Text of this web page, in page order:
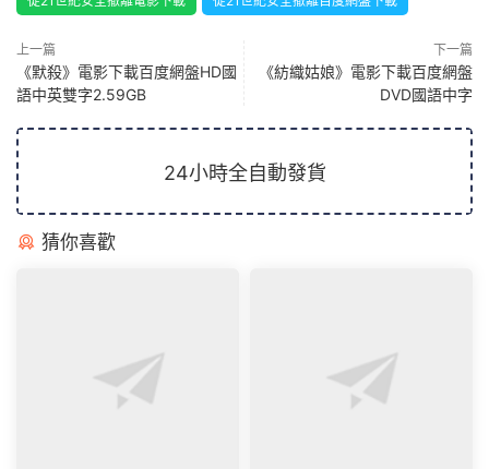
上一篇
《默殺》電影下載百度網盤HD國
語中英雙字2.59GB
下一篇
《紡織姑娘》電影下載百度網盤
DVD國語中字
24小時全自動發貨
猜你喜歡